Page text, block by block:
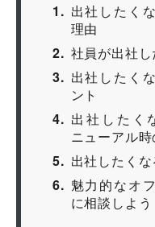
1
出社したく
理由
2
社員が出社
3
出社したく
ント
4
出社したく
ニューアル
5
出社したく
6
魅力的なオ
に相談しよう